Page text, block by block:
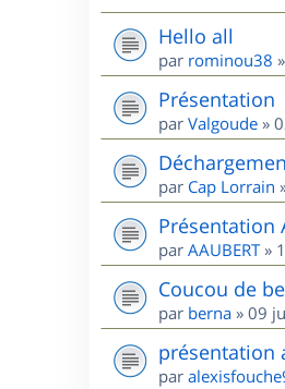
Hello all
par rominou38 »
Présentation
par Valgoude »
par Cap Lorrain
Présentation
par AAUBERT»
Coucou de
par berna » 09
présentation
par